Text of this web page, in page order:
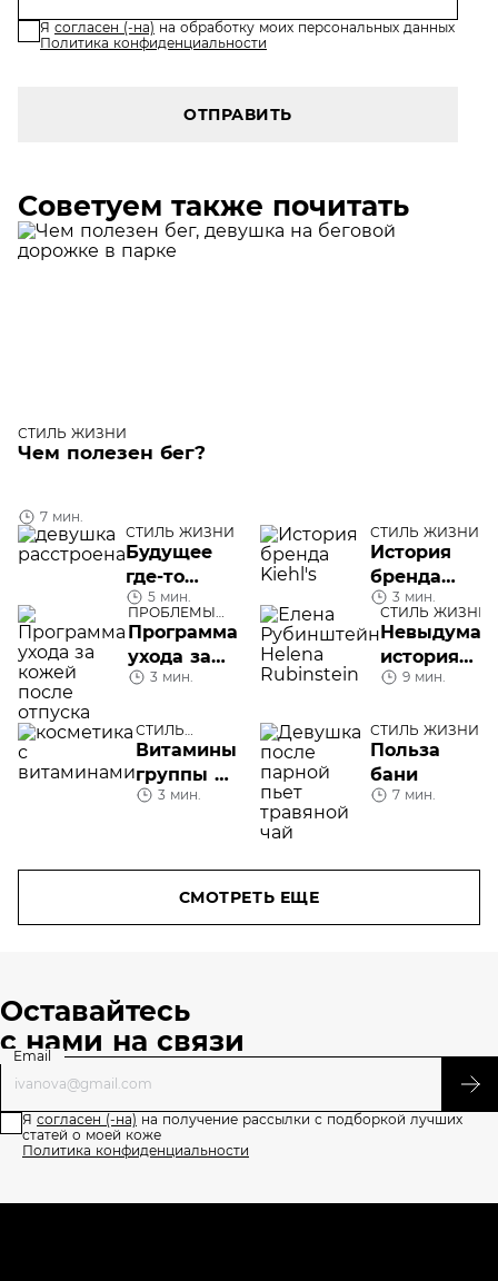
Я согласен (-на) на обработку моих персональных данных
Политика конфиденциальности
ОТПРАВИТЬ
Советуем также почитать
СТИЛЬ ЖИЗНИ
Чем полезен бег?
7 мин.
СТИЛЬ ЖИЗНИ
Будущее
где-то
рядом:
обсуждаем
синдром
отложенной
5 мин.
СТИЛЬ ЖИЗНИ
История
бренда
Kiehl's
3 мин.
ПРОБЛЕМЫ
КОЖИ ЛИЦА
Программа
ухода за
кожей
отпуска
3 мин.
СТИЛЬ ЖИЗНИ
история
Елены
9 мин.
СТИЛЬ
ЖИЗНИ
Витамины
группы В
в
3 мин.
СТИЛЬ ЖИЗНИ
Польза
бани
7 мин.
СМОТРЕТЬ ЕЩЕ
Оставайтесь
с нами на связи
Email
Я согласен (-на) на получение рассылки с подборкой лучших
статей о моей коже
Политика конфиденциальности